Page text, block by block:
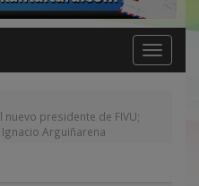
Toggle
navigation
presidente de FIVU;
Arguiñarena